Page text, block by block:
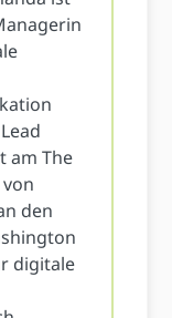
am The
den
digitale